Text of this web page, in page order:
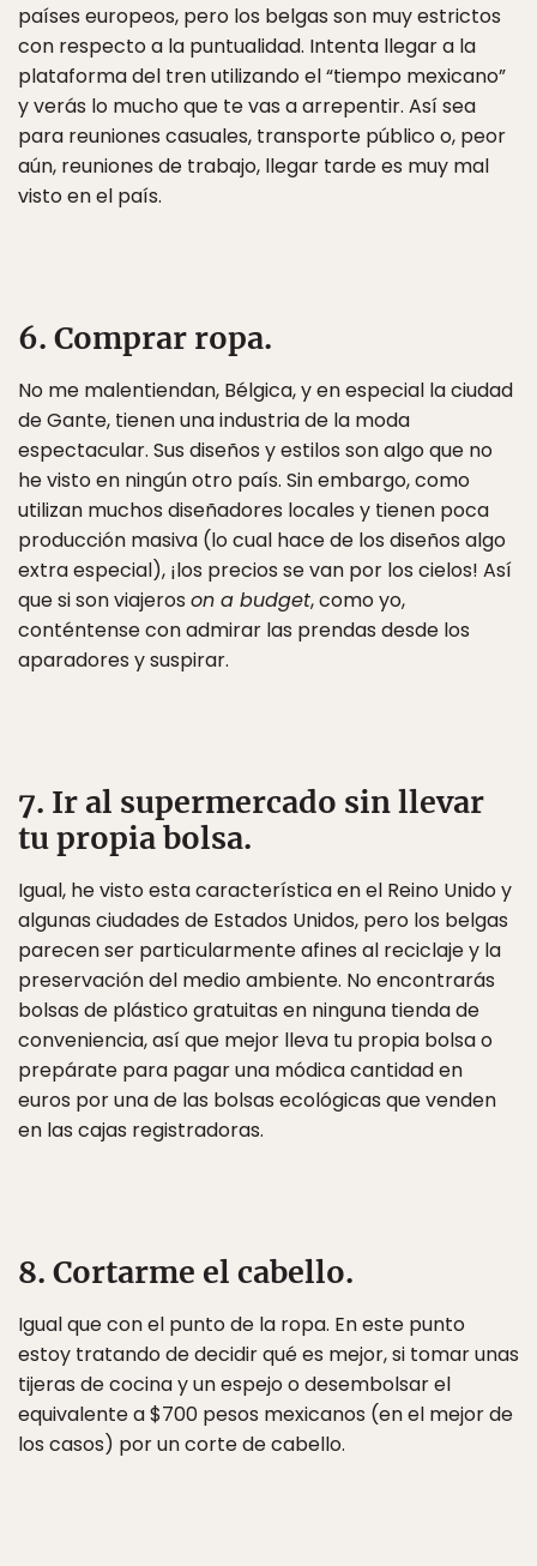
países europeos, pero los belgas son muy estrictos
con respecto a la puntualidad. Intenta llegar a la
plataforma del tren utilizando el “tiempo mexicano”
y verás lo mucho que te vas a arrepentir. Así sea
para reuniones casuales, transporte público o, peor
aún, reuniones de trabajo, llegar tarde es muy mal
visto en el país.
6. Comprar ropa.
No me malentiendan, Bélgica, y en especial la ciudad
de Gante, tienen una industria de la moda
espectacular. Sus diseños y estilos son algo que no
he visto en ningún otro país. Sin embargo, como
utilizan muchos diseñadores locales y tienen poca
producción masiva (lo cual hace de los diseños algo
extra especial), ¡los precios se van por los cielos! Así
que si son viajeros on a budget, como yo,
conténtense con admirar las prendas desde los
aparadores y suspirar.
7. Ir al supermercado sin llevar
tu propia bolsa.
Igual, he visto esta característica en el Reino Unido y
algunas ciudades de Estados Unidos, pero los belgas
parecen ser particularmente afines al reciclaje y la
preservación del medio ambiente. No encontrarás
bolsas de plástico gratuitas en ninguna tienda de
conveniencia, así que mejor lleva tu propia bolsa o
prepárate para pagar una módica cantidad en
euros por una de las bolsas ecológicas que venden
en las cajas registradoras.
8. Cortarme el cabello.
Igual que con el punto de la ropa. En este punto
estoy tratando de decidir qué es mejor, si tomar unas
tijeras de cocina y un espejo o desembolsar el
equivalente a $700 pesos mexicanos (en el mejor de
los casos) por un corte de cabello.